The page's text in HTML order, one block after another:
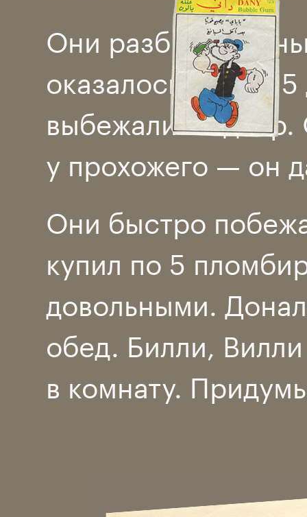
Они разбили
оказалось всего
выбежали во
у прохожего — он
Они быстро
купил по 5
довольными.
обед. Билли,
в комнату.